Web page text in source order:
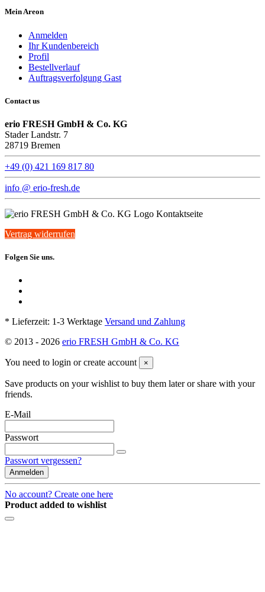
Mein Areon
Anmelden
Ihr Kundenbereich
Profil
Bestellverlauf
Auftragsverfolgung Gast
Contact us
erio FRESH GmbH & Co. KG
Stader Landstr. 7
28719 Bremen
+49 (0) 421 169 817 80
info @ erio-fresh.de
Vertrag widerrufen
Folgen Sie uns.
* Lieferzeit: 1-3 Werktage Versand und Zahlung
© 2013 - 2026 erio FRESH GmbH & Co. KG
You need to login or create account ×
Save products on your wishlist to buy them later or share with your
friends.
E-Mail
Passwort
Passwort vergessen?
Anmelden
No account? Create one here
Product added to wishlist